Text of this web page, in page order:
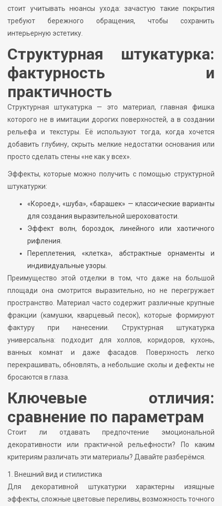
стоит учитывать нюансы ухода: зачастую такие покрытия
требуют бережного обращения, чтобы сохранить
интерьерную эстетику.
Структурная штукатурка:
фактурность и
практичность
Структурная штукатурка — это материал, главная фишка
которого не в имитации дорогих поверхностей, а в создании
рельефа и текстуры. Её используют тогда, когда хочется
добавить глубину, скрыть мелкие недостатки основания или
просто сделать стены «не как у всех».
Эффекты, которые можно получить с помощью структурной
штукатурки:
«Короед», «шуба», «барашек» — классические варианты
для создания выразительной шероховатости.
Эффект волн, бороздок, линейного или хаотичного
рифления.
Переплетения, «клетка», абстрактные орнаменты и
индивидуальные узоры.
Преимущество этой отделки в том, что даже на большой
площади она смотрится выразительно, но не перегружает
пространство. Материал часто содержит различные крупные
фракции (камушки, кварцевый песок), которые формируют
фактуру при нанесении. Структурная штукатурка
универсальна: подходит для холлов, коридоров, кухонь,
ванных комнат и даже фасадов. Поверхность легко
перекрашивать, обновлять, а небольшие сколы и дефекты не
бросаются в глаза.
Ключевые отличия:
сравнение по параметрам
Стоит ли отдавать предпочтение эмоциональной
декоративности или практичной рельефности? По каким
критериям различать эти материалы? Давайте разберёмся.
1. Внешний вид и стилистика
Для декоративной штукатурки характерны изящные
эффекты, сложные цветовые переливы, возможность точного